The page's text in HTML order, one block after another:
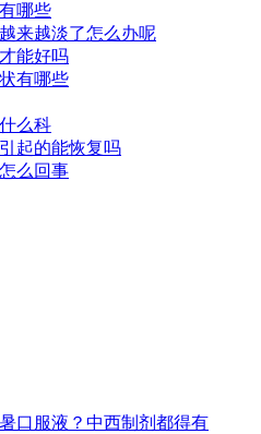
哪些
来越淡了怎么办呢
能好吗
有哪些
么科
起的能恢复吗
么回事
口服液？中西制剂都得有